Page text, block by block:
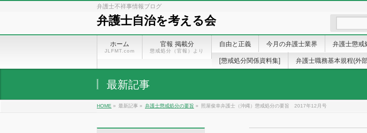
弁護士不祥事情報ブログ
弁護士自治を考える会
ホーム
JLFMT.com
官報 掲載分
懲戒処分（官報）より
自由と正義 今月の弁護士業界 弁護士懲戒
[懲戒処分関係資料集] 弁護士職務基本規程(外
最新記事
HOME » 最新記事 » 弁護士懲戒処分の要旨 » 照屋俊幸弁護士（沖縄）懲戒処分の要旨 2017年12月号